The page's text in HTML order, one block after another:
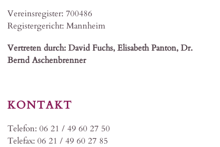
Vereinsregister: 700486
Registergericht: Mannheim
Vertreten durch: David Fuchs, Elisabeth Panton, Dr.
Bernd Aschenbrenner
KONTAKT
Telefon: 06 21 / 49 60 27 50
Telefax: 06 21 / 49 60 27 85